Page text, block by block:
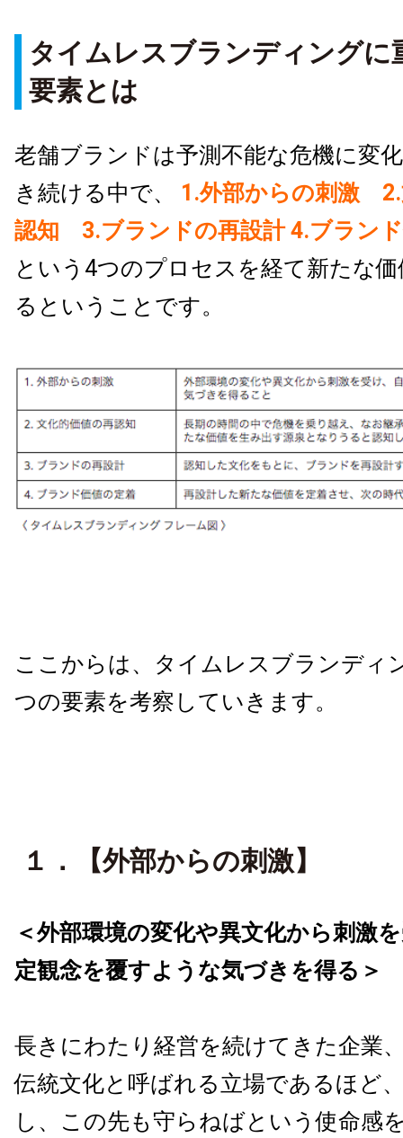
タイムレスブランディングに
要素とは
老舗ブランドは予測不能な危機に変
き続ける中で、
1.外部からの刺激 2.
認知 3.ブランドの再設計 4.ブラン
という4つのプロセスを経て新たな
るということです。
ここからは、タイムレスブランディ
つの要素を考察していきます。
１．【外部からの刺激】
＜外部環境の変化や異文化から刺激
定観念を覆すような気づきを得る＞
長きにわたり経営を続けてきた企業
伝統文化と呼ばれる立場であるほど
し、この先も守らねばという使命感